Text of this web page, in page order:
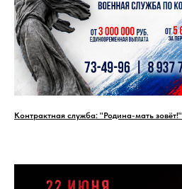
Контрактная служба: "Родина-мать зовёт!"